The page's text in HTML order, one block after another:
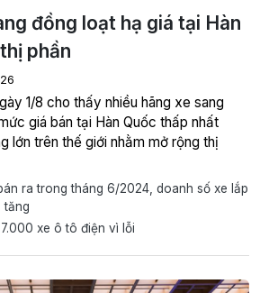
đồng loạt hạ giá tại Hàn
phần
1/8 cho thấy nhiều hãng xe sang
giá bán tại Hàn Quốc thấp nhất
lớn trên thế giới nhằm mở rộng thị
ra trong tháng 6/2024, doanh số xe lắp
tăng
xe ô tô điện vì lỗi